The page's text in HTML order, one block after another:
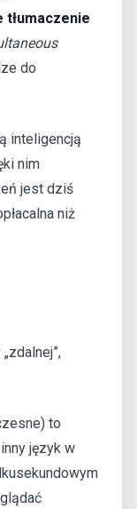
tłumaczenie
do
inteligencją
nim
jest dziś
niż
to
język w